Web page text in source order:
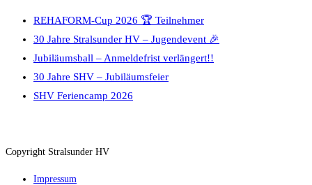
REHAFORM-Cup 2026 🏆 Teilnehmer
30 Jahre Stralsunder HV – Jugendevent 🎉
Jubiläumsball – Anmeldefrist verlängert!!
30 Jahre SHV – Jubiläumsfeier
SHV Feriencamp 2026
Copyright Stralsunder HV
Impressum